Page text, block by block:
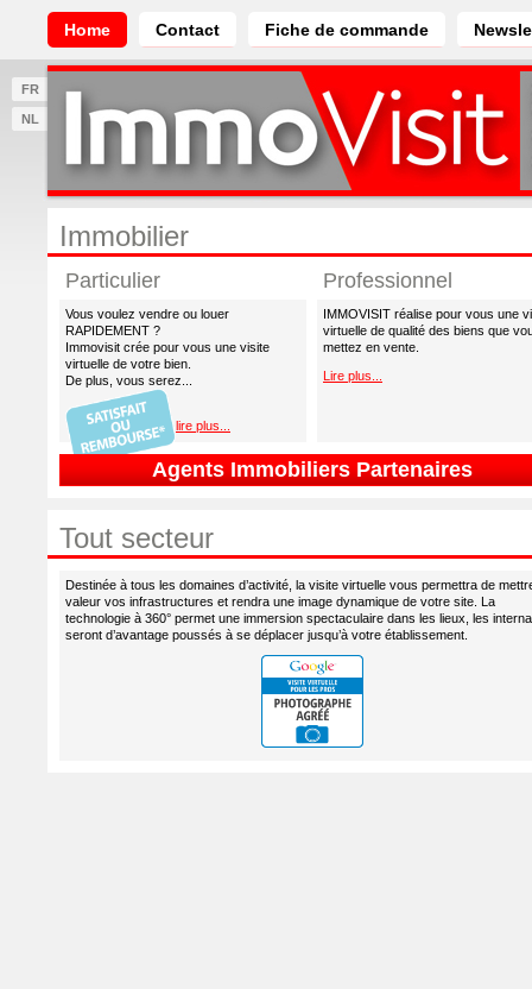
Home Contact Fiche de commande
FR
NL
Immobilier
Particulier
Vous voulez vendre ou louer
RAPIDEMENT ?
Immovisit crée pour vous une visite
virtuelle de votre bien.
De plus, vous serez...
lire plus...
Professionnel
IMMOVISIT réalise pour vous une
virtuelle de qualité des biens que
mettez en vente.
Lire plus...
Agents Immobiliers Partenaires
Tout secteur
Destinée à tous les domaines d’activité, la visite virtuelle vous permettra de
valeur vos infrastructures et rendra une image dynamique de votre site. La
technologie à 360° permet une immersion spectaculaire dans les lieux, les
seront d’avantage poussés à se déplacer jusqu’à votre établissement.